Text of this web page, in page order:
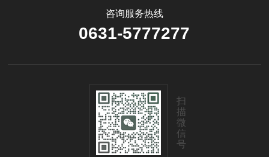
咨询服务热线
0631-5777277
扫
描
微
信
号